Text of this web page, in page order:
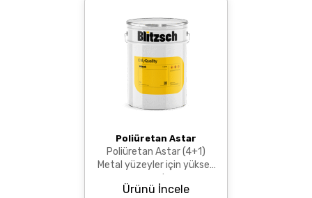
Poliüretan Astar
Poliüretan Astar (4+1)
Metal yüzeyler için yüksek
yapışma ve korozyon
dayanımı sağlayan, hızlı
Ürünü İncele